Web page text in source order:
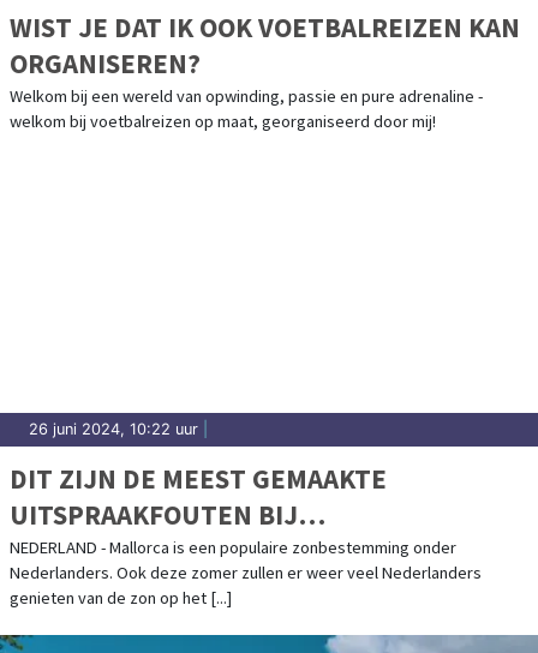
WIST JE DAT IK OOK VOETBALREIZEN KAN
ORGANISEREN?
Welkom bij een wereld van opwinding, passie en pure adrenaline -
welkom bij voetbalreizen op maat, georganiseerd door mij!
26 juni 2024, 10:22 uur
DIT ZIJN DE MEEST GEMAAKTE
UITSPRAAKFOUTEN BIJ
VAKANTIEBESTEMMINGEN
NEDERLAND - Mallorca is een populaire zonbestemming onder
Nederlanders. Ook deze zomer zullen er weer veel Nederlanders
genieten van de zon op het [...]